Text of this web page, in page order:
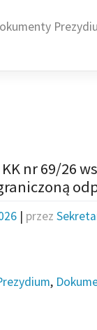
nr 69/26
| przez
,